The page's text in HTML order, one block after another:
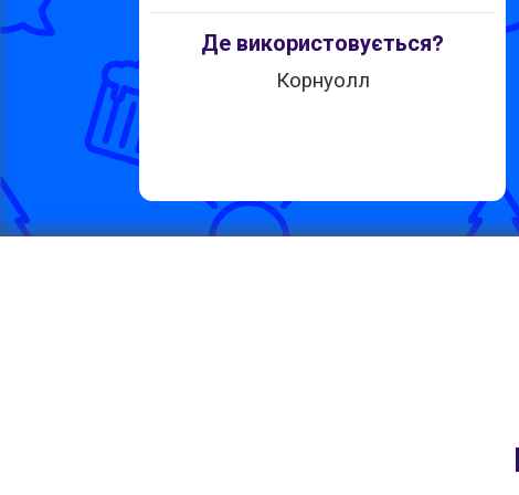
Де використовується?
Корнуолл